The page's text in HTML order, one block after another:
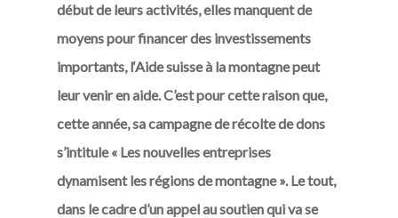
début de leurs activités, elles manquent de
moyens pour financer des investissements
importants, l‘Aide suisse à la montagne peut
leur venir en aide. C’est pour cette raison que,
cette année, sa campagne de récolte de dons
s’intitule « Les nouvelles entreprises
dynamisent les régions de montagne ». Le tout,
dans le cadre d’un appel au soutien qui va se